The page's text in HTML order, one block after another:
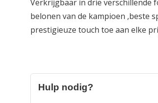
Verkrijgbaar in drie verschillende
belonen van de kampioen ,beste
prestigieuze touch toe aan elke
Hulp nodig?